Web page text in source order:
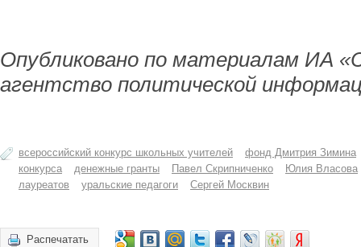
Опубликовано по материалам ИА
агентство политической
всероссийский конкурс школьных учителей
фонд Дмитрия Зимина
конкурса
денежные гранты Павел Скрипниченко
Юлия Власова
лауреатов
уральские педагоги Сергей Москвин
Распечатать